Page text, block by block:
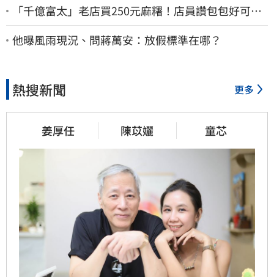
「千億富太」老店買250元麻糬！店員讚包包好可
愛 笑回：我自己做的
他曝風雨現況、問蔣萬安：放假標準在哪？
熱搜新聞 更多
姜厚任 陳苡孋 童芯